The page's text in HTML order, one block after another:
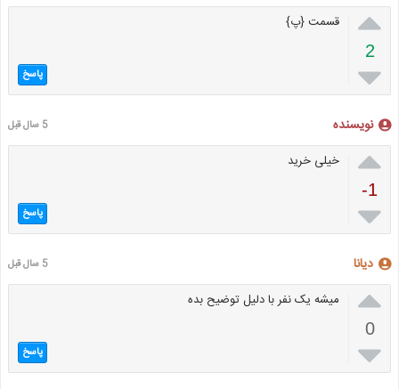

2

قسمت {پ}
پاسخ
نویسنده 5 سال قبل

-1

خیلی خرید
پاسخ
دیانا 5 سال قبل

0

میشه یک نفر با دلیل توضیح بده
پاسخ